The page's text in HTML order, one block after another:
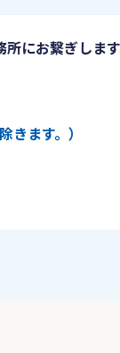
にお繋ぎします
ます。）